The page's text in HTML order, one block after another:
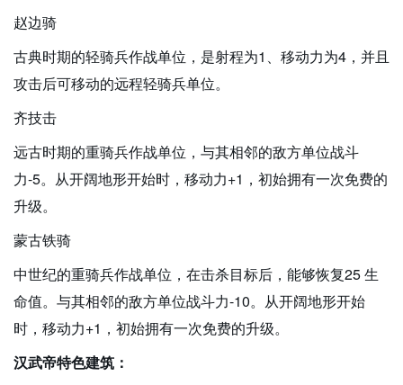
赵边骑
古典时期的轻骑兵作战单位，是射程为1、移动力为4，并且
攻击后可移动的远程轻骑兵单位。
齐技击
远古时期的重骑兵作战单位，与其相邻的敌方单位战斗
力-5。从开阔地形开始时，移动力+1，初始拥有一次免费的
升级。
蒙古铁骑
中世纪的重骑兵作战单位，在击杀目标后，能够恢复25 生
命值。与其相邻的敌方单位战斗力-10。从开阔地形开始
时，移动力+1，初始拥有一次免费的升级。
汉武帝特色建筑：